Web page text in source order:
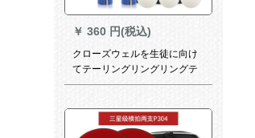
￥ 360 円(税込)
クローズウェルを生徒に向け
てテーリングリングリングテ
スト用卓球シュートシュート